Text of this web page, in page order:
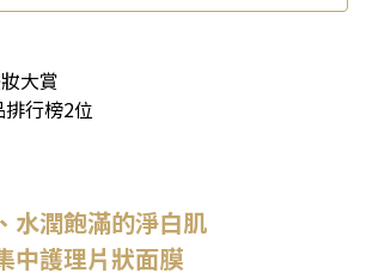
大賞
行榜2位
水潤飽滿的淨白肌
中護理片狀面膜